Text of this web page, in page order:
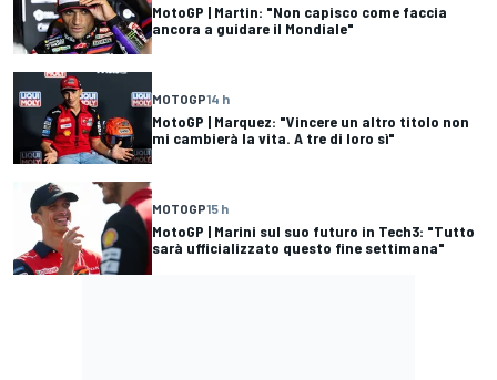
MotoGP | Martin: "Non capisco come faccia
ancora a guidare il Mondiale"
MOTOGP14 h
MotoGP | Marquez: "Vincere un altro titolo non
mi cambierà la vita. A tre di loro sì"
MOTOGP15 h
MotoGP | Marini sul suo futuro in Tech3: "Tutto
sarà ufficializzato questo fine settimana"